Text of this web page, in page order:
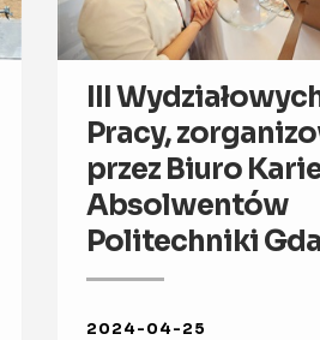
III
Pracy,
przez Biuro
Absolwentów
Politechniki
2024-04-25